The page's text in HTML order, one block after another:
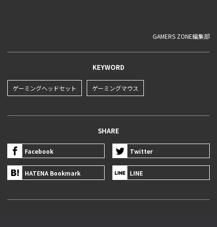
GAMERS ZONE編集部
KEYWORD
ゲーミングヘッドセット ゲーミングマウス
SHARE
Facebook Twitter
HATENA Bookmark LINE